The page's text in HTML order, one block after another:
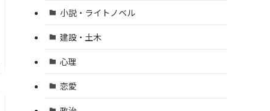
小説・ライトノベル
建設・土木
心理
恋愛